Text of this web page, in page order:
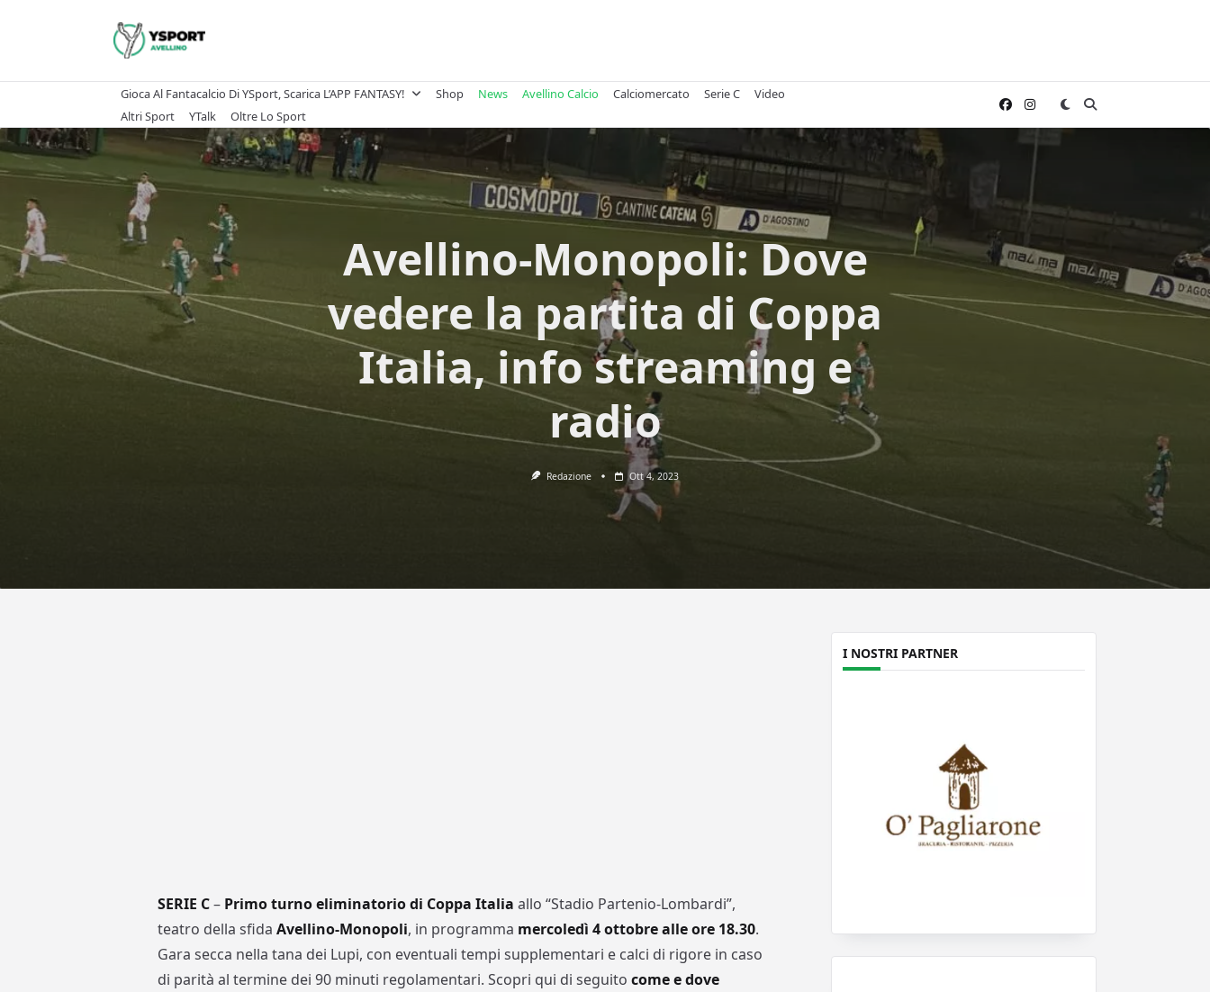
Gioca Al Fantacalcio Di YSport, Scarica L’APP FANTASY! Shop News Avellino Calcio Calciomercato Serie C
Video
Altri Sport
YTalk Oltre Lo Sport
Avellino-Monopoli: Dove
vedere la partita di Coppa
Italia, info streaming e
radio
Redazione Ott 4, 2023
SERIE C– Primo turno eliminatorio di Coppa Italia allo “Stadio Partenio-Lombardi”,
teatro della sfidaAvellino-Monopoli, in programma mercoledì 4 ottobre alle ore 18.30.
Gara secca nella tana dei Lupi, con eventuali tempi supplementari e calci di rigore in caso
di parità al termine dei 90 minuti regolamentari. Scopri qui di seguitocome e dove
I NOSTRI PARTNER